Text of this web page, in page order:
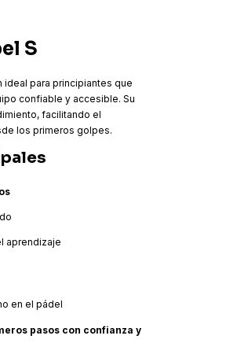
S
ideal para principiantes que
confiable y accesible. Su
facilitando el
los primeros golpes.
aprendizaje
en el pádel
pasos con confianza y